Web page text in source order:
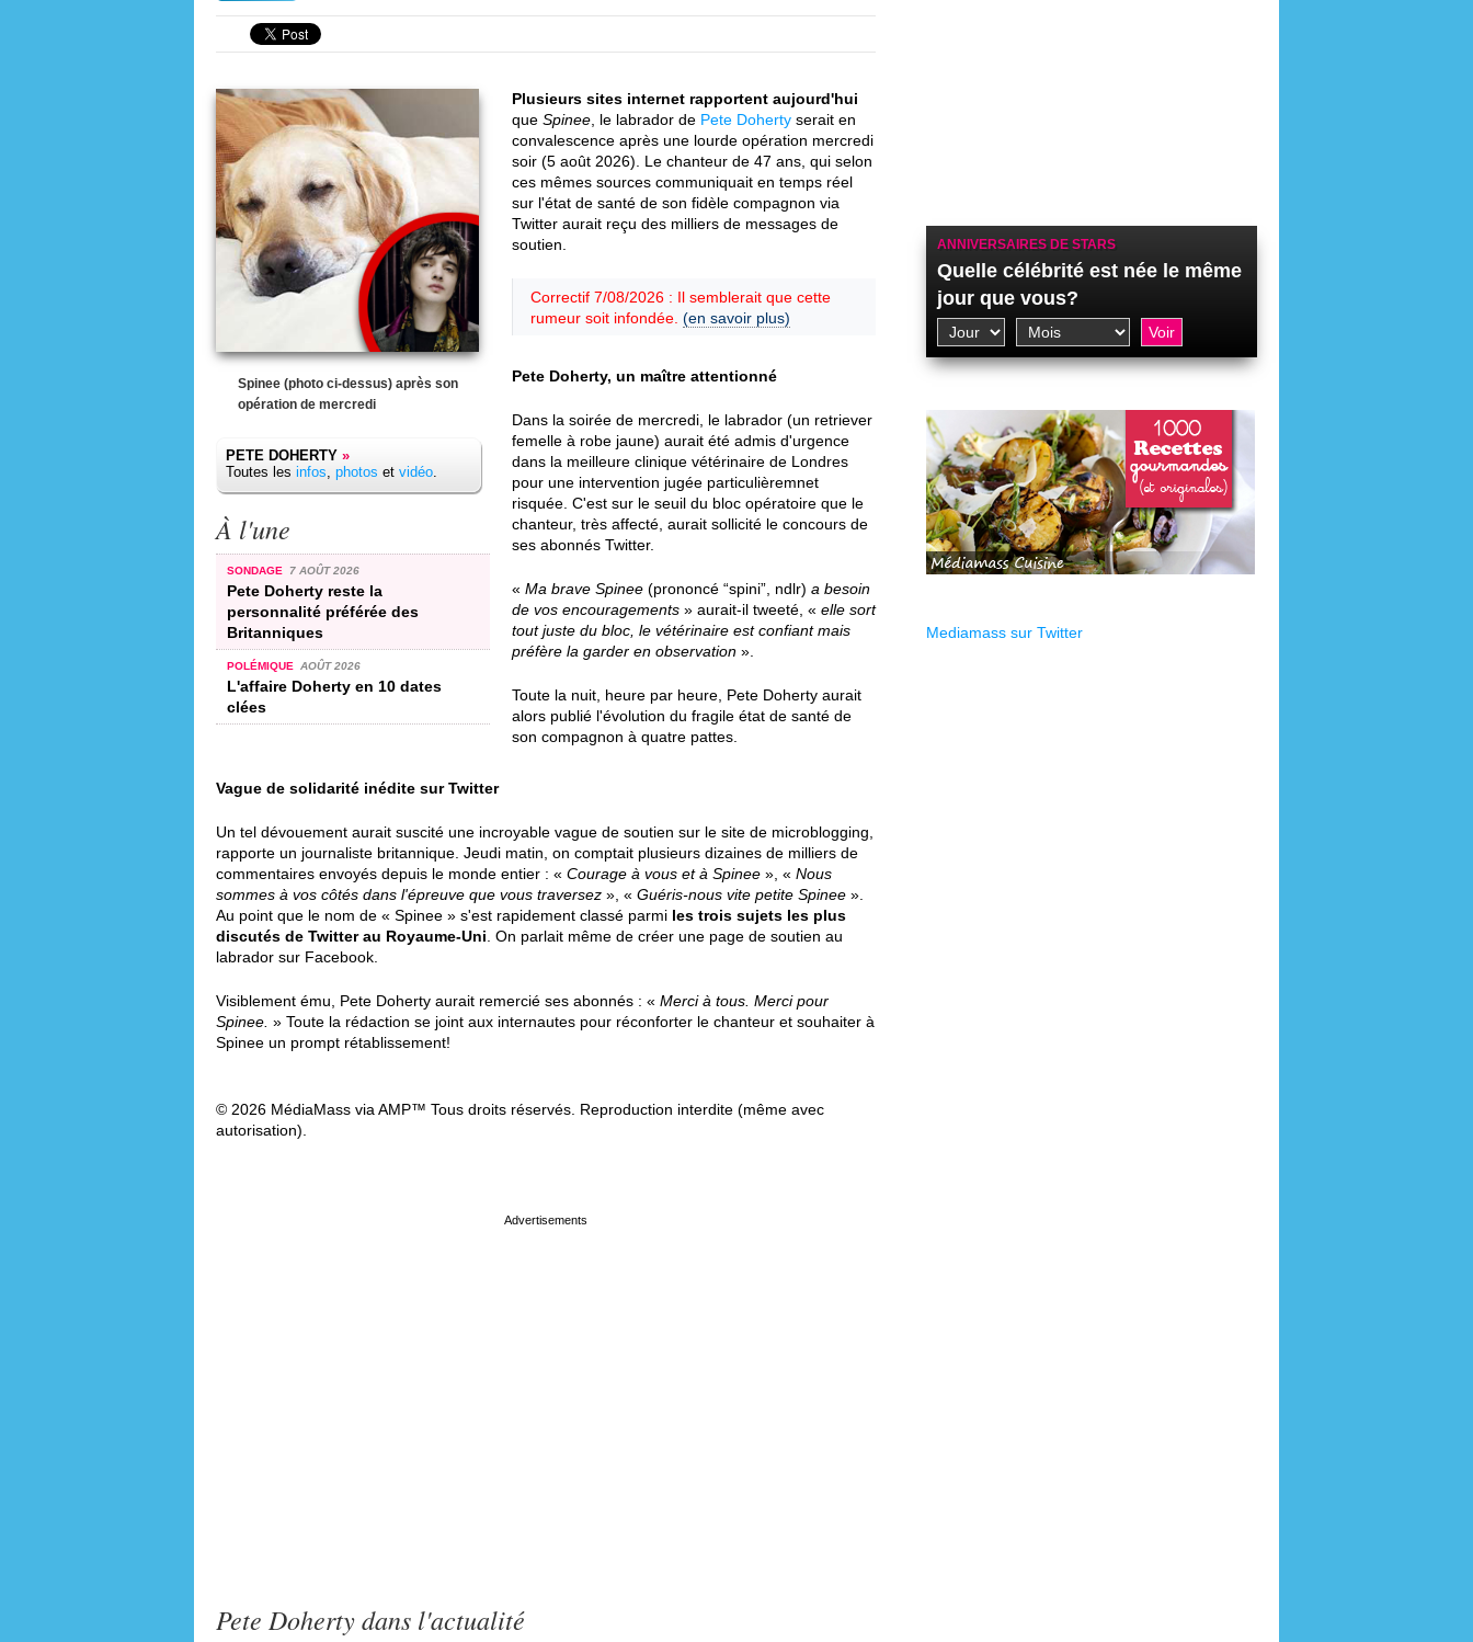
Spinee (photo ci-dessus) après son
opération de mercredi
PETE DOHERTY »
Toutes les infos, photos et vidéo.
À l'une
SONDAGE 7 AOÛT 2026
Pete Doherty reste la
personnalité préférée des
Britanniques
POLÉMIQUE AOÛT 2026
L'affaire Doherty en 10 dates
clées
Plusieurs sites internet rapportent aujourd'hui
que Spinee , le labrador de Pete Doherty serait en
convalescence après une lourde opération mercredi
soir (5 août 2026). Le chanteur de 47 ans, qui selon
ces mêmes sources communiquait en temps réel
sur l'état de santé de son fidèle compagnon via
Twitter aurait reçu des milliers de messages de
soutien.
Correctif 7/08/2026 : Il semblerait que cette
rumeur soit infondée. (en savoir plus)
Pete Doherty, un maître attentionné
Dans la soirée de mercredi, le labrador (un retriever
femelle à robe jaune) aurait été admis d'urgence
dans la meilleure clinique vétérinaire de Londres
pour une intervention jugée particulièremnet
risquée. C'est sur le seuil du bloc opératoire que le
chanteur, très affecté, aurait sollicité le concours de
ses abonnés Twitter.
« Ma brave Spinee (prononcé “spini”, ndlr) a besoin
de vos encouragements » aurait-il tweeté, « elle sort
tout juste du bloc, le vétérinaire est confiant mais
préfère la garder en observation ».
Toute la nuit, heure par heure, Pete Doherty aurait
alors publié l'évolution du fragile état de santé de
son compagnon à quatre pattes.
Vague de solidarité inédite sur Twitter
Un tel dévouement aurait suscité une incroyable vague de soutien sur le site de microblogging,
rapporte un journaliste britannique. Jeudi matin, on comptait plusieurs dizaines de milliers de
commentaires envoyés depuis le monde entier : « Courage à vous et à Spinee », « Nous
sommes à vos côtés dans l'épreuve que vous traversez », « Guéris-nous vite petite Spinee ».
Au point que le nom de « Spinee » s'est rapidement classé parmi les trois sujets les plus
discutés de Twitter au Royaume-Uni . On parlait même de créer une page de soutien au
labrador sur Facebook.
Visiblement ému, Pete Doherty aurait remercié ses abonnés : « Merci à tous. Merci pour
Spinee. » Toute la rédaction se joint aux internautes pour réconforter le chanteur et souhaiter à
Spinee un prompt rétablissement!
© 2026 MédiaMass via AMP™ Tous droits réservés. Reproduction interdite (même avec
autorisation).
Pete Doherty dans l'actualité
ANNIVERSAIRES DE STARS
Quelle célébrité est née le même
jour que vous?
Mediamass sur Twitter